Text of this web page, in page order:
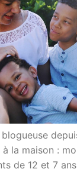
la maison :
de 12 et 7